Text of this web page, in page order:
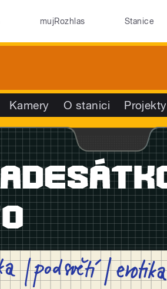
mujRozhlas Stanice
Kamery O stanici Projekty